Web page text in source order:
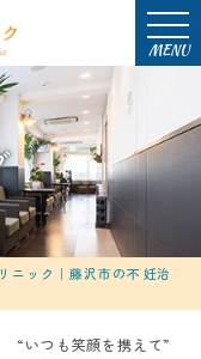
MENU
ック｜藤沢市の不妊治
“いつも笑顔を携えて”